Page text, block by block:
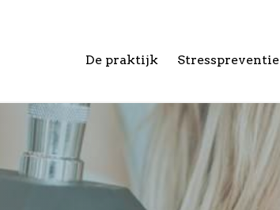
De praktijk Stresspreventie